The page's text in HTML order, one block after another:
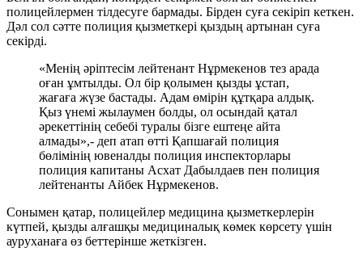
полицейлермен тілдесуге бармады. Бірден суға секіріп кеткен.
Дәл сол сәтте полиция қызметкері қыздың артынан суға
секірді.
«Менің әріптесім лейтенант Нұрмекенов тез арада
оған ұмтылды. Ол бір қолымен қызды ұстап,
жағаға жүзе бастады. Адам өмірін құтқара алдық.
Қыз үнемі жылаумен болды, ол осындай қатал
әрекеттінің себебі туралы бізге ештеңе айта
алмады»,- деп атап өтті Қапшағай полиция
бөлімінің ювеналды полиция инспекторлары
полиция капитаны Асхат Дабылдаев пен полиция
лейтенанты Айбек Нұрмекенов.
Сонымен қатар, полицейлер медицина қызметкерлерін
күтпей, қызды алғашқы медициналық көмек көрсету үшін
ауруханаға өз беттерінше жеткізген.